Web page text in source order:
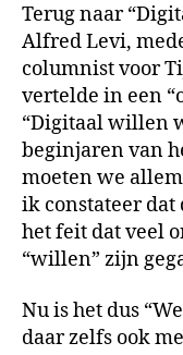
Terug naar
Alfred Levi,
columnist voor
vertelde in een
“Digitaal willen
beginjaren van
moeten we
ik constateer dat
het feit dat veel
“willen” zijn
Nu is het dus
daar zelfs ook